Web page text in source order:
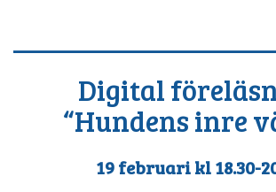
Digital
“Hundens inre
19 februari kl 18.30-